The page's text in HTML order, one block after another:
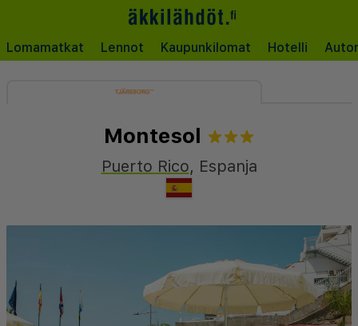
Lomamatkat Lennot Kaupunkilomat Hotelli
Montesol
Puerto Rico, Espanja